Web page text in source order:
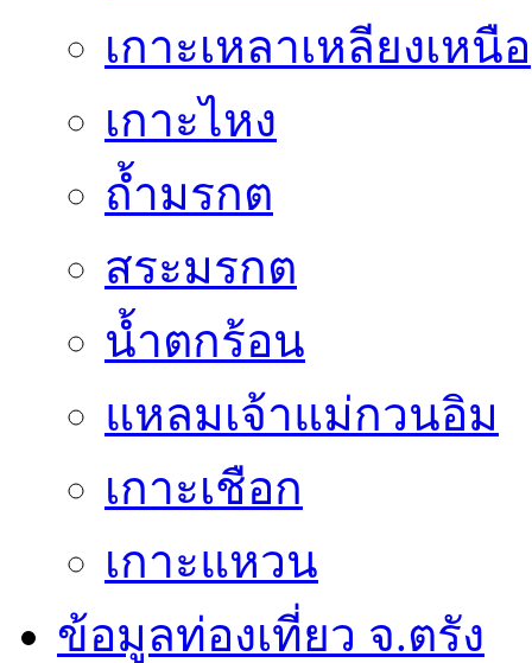
เกาะเหลาเหลียงเหนือ
เกาะไหง
ถ้ำมรกต
สระมรกต
น้ำตกร้อน
แหลมเจ้าแม่กวนอิม
เกาะเชือก
เกาะแหวน
ข้อมูลท่องเที่ยว จ.ตรัง